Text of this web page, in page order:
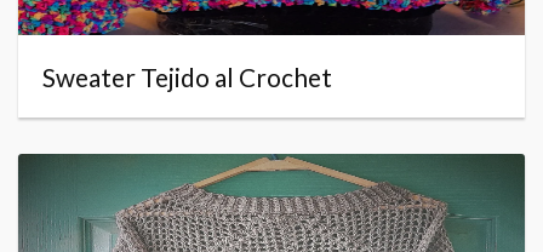
Sweater Tejido al Crochet